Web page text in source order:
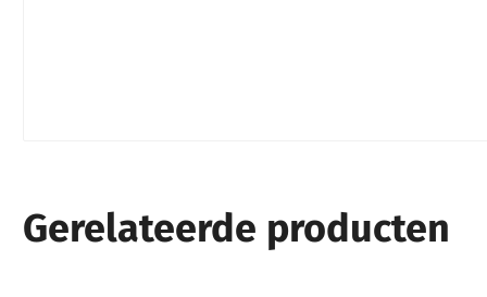
Gerelateerde producten